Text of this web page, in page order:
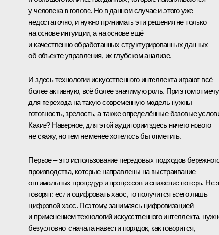
у человека в голове. Но в данном случае и этого уже
недостаточно, и нужно принимать эти решения не только
на основе интуиции, а на основе ещё
и качественно обработанных структурированных данных
об объекте управления, их глубоком анализе.
И здесь технологии искусственного интеллекта играют всё
более активную, всё более значимую роль. При этом
для перехода на такую современную модель нужны
готовность, зрелость, а также определённые базовые
Какие? Наверное, для этой аудитории здесь ничего нового
не скажу, но тем не менее хотелось бы отметить.
Первое – это использование передовых подходов
производства, которые направлены на выстраивание
оптимальных процедур и процессов и снижение потерь. Не
говорят: если оцифровать хаос, то получится всего лишь
цифровой хаос. Поэтому, занимаясь цифровизацией
и применением технологий искусственного интеллекта,
безусловно, сначала навести порядок, как говорится,